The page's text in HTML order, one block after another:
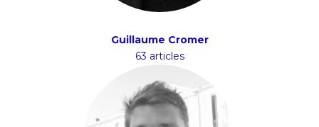
Guillaume Cromer
63 articles